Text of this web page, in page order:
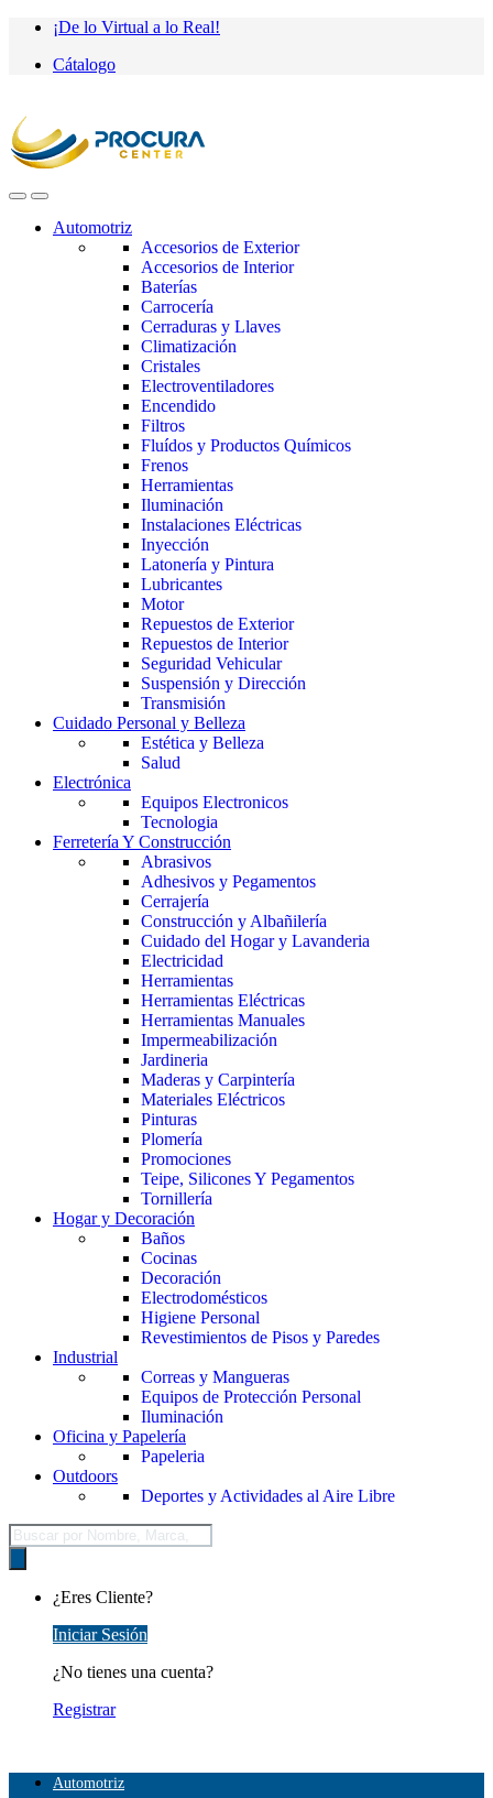
Saltar
navegación
saltar
contenido
¡De lo Virtual a lo Real!
Cátalogo
Automotriz
Accesorios de Exterior
Accesorios de Interior
Baterías
Carrocería
Cerraduras y Llaves
Climatización
Cristales
Electroventiladores
Encendido
Filtros
Fluídos y Productos Químicos
Frenos
Herramientas
Iluminación
Instalaciones Eléctricas
Inyección
Latonería y Pintura
Lubricantes
Motor
Repuestos de Exterior
Repuestos de Interior
Seguridad Vehicular
Suspensión y Dirección
Transmisión
Cuidado Personal y Belleza
Estética y Belleza
Salud
Electrónica
Equipos Electronicos
Tecnologia
Ferretería Y Construcción
Abrasivos
Adhesivos y Pegamentos
Cerrajería
Construcción y Albañilería
Cuidado del Hogar y Lavanderia
Electricidad
Herramientas
Herramientas Eléctricas
Herramientas Manuales
Impermeabilización
Jardineria
Maderas y Carpintería
Materiales Eléctricos
Pinturas
Plomería
Promociones
Teipe, Silicones Y Pegamentos
Tornillería
Hogar y Decoración
Baños
Cocinas
Decoración
Electrodomésticos
Higiene Personal
Revestimientos de Pisos y Paredes
Industrial
Correas y Mangueras
Equipos de Protección Personal
Iluminación
Oficina y Papelería
Papeleria
Outdoors
Deportes y Actividades al Aire Libre
Búsqueda
de
productos
¿Eres Cliente?
Iniciar Sesión
¿No tienes una cuenta?
Registrar
Automotriz